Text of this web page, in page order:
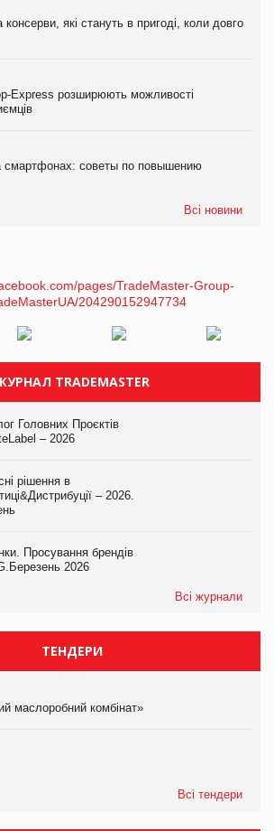
які стануть в пригоді, коли довго
Express розширюють можливості
смартфонах: советы по повышению
Всі новини
TRADEMASTER
Головних Проєктів
– 2026
рішення в
– 2026.
Просування брендів
2026
Всі журнали
ТЕНДЕРИ
маслоробний комбінат»
Всі тендери